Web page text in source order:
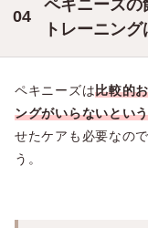
ペキニーズの
トレーニン
ペキニーズは比較的
ングがいらないとい
せたケアも必要なの
う。